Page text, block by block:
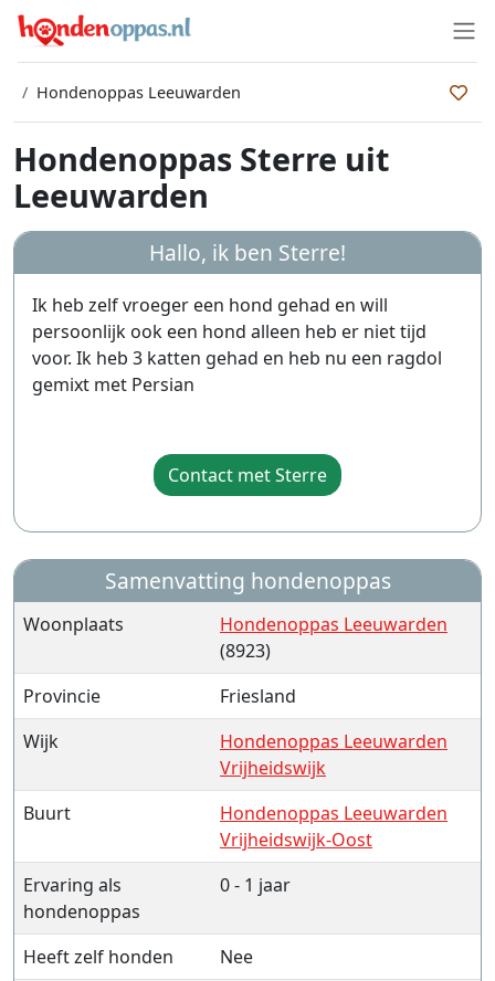
Hondenoppas Leeuwarden
Hondenoppas Sterre uit
Leeuwarden
Hallo, ik ben Sterre!
Ik heb zelf vroeger een hond gehad en will
persoonlijk ook een hond alleen heb er niet tijd
voor. Ik heb 3 katten gehad en heb nu een ragdol
gemixt met Persian
Contact met Sterre
Samenvatting hondenoppas
Woonplaats
Hondenoppas Leeuwarden
(8923)
Provincie
Friesland
Wijk
Hondenoppas Leeuwarden
Vrijheidswijk
Buurt
Hondenoppas Leeuwarden
Vrijheidswijk-Oost
Ervaring als
hondenoppas
0 - 1 jaar
Heeft zelf honden
Nee